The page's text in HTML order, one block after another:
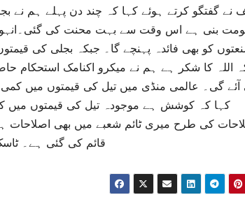
بنی ہے اس وقت سے بہت محنت کی
کو بھی فائدہ پہنچے گا۔ جبکہ بجلی کی
اللہ کا شکر ہے ہم نے میکرو اکنامک استحکام
گی۔ عالمی منڈی میں تیل کی قیمتوں میں کمی
کہا کہ کوشش ہے موجودہ تیل کی قیمتوں میں
کی طرح میری ٹائم شعبے میں بھی اصلاحات
قائم کی گئی ہے۔